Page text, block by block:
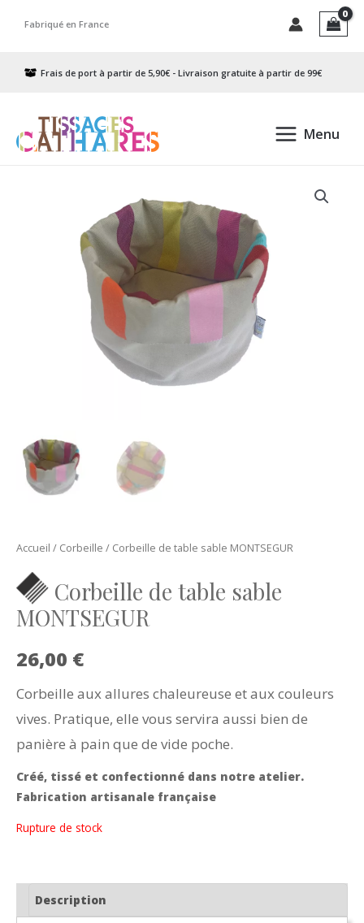
Fabriqué en France
Frais de port à partir de 5,90€ - Livraison gratuite à partir de 99€
Menu
Accueil / Corbeille / Corbeille de table sable MONTSEGUR
Corbeille de table sable
MONTSEGUR
26,00 €
Corbeille aux allures chaleureuse et aux couleurs
vives. Pratique, elle vous servira aussi bien de
panière à pain que de vide poche.
Créé, tissé et confectionné dans notre atelier.
Fabrication artisanale française
Rupture de stock
Description